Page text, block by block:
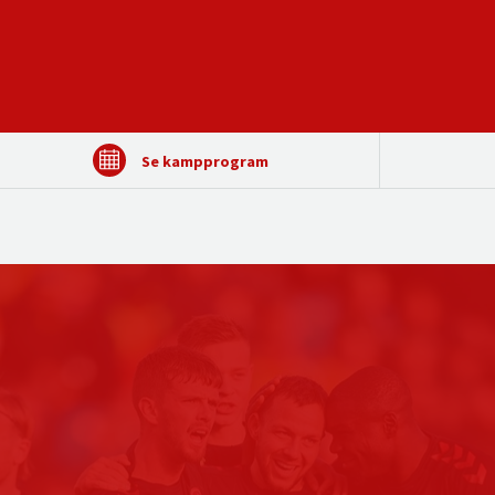
Se kampprogram